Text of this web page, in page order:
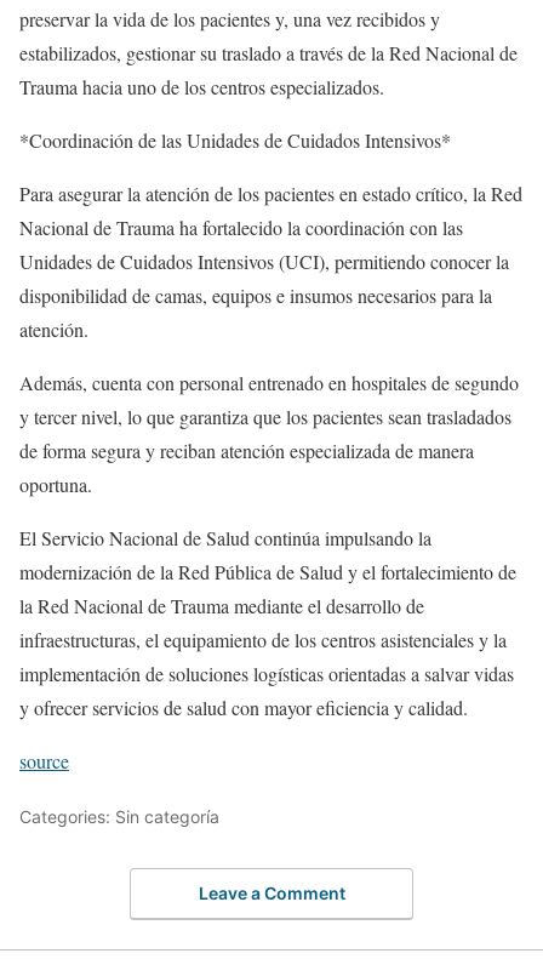
preservar la vida de los pacientes y, una vez recibidos y
estabilizados, gestionar su traslado a través de la Red Nacional de
Trauma hacia uno de los centros especializados.
*Coordinación de las Unidades de Cuidados Intensivos*
Para asegurar la atención de los pacientes en estado crítico, la Red
Nacional de Trauma ha fortalecido la coordinación con las
Unidades de Cuidados Intensivos (UCI), permitiendo conocer la
disponibilidad de camas, equipos e insumos necesarios para la
atención.
Además, cuenta con personal entrenado en hospitales de segundo
y tercer nivel, lo que garantiza que los pacientes sean trasladados
de forma segura y reciban atención especializada de manera
oportuna.
El Servicio Nacional de Salud continúa impulsando la
modernización de la Red Pública de Salud y el fortalecimiento de
la Red Nacional de Trauma mediante el desarrollo de
infraestructuras, el equipamiento de los centros asistenciales y la
implementación de soluciones logísticas orientadas a salvar vidas
y ofrecer servicios de salud con mayor eficiencia y calidad.
source
Categories: Sin categoría
Leave a Comment